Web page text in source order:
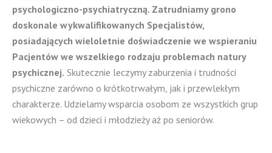
psychologiczno-psychiatryczną. Zatrudniamy grono
doskonale wykwalifikowanych Specjalistów,
posiadających wieloletnie doświadczenie we wspieraniu
Pacjentów we wszelkiego rodzaju problemach natury
psychicznej. Skutecznie leczymy zaburzenia i trudności
psychiczne zarówno o krótkotrwałym, jak i przewlekłym
charakterze. Udzielamy wsparcia osobom ze wszystkich grup
wiekowych – od dzieci i młodzieży aż po seniorów.